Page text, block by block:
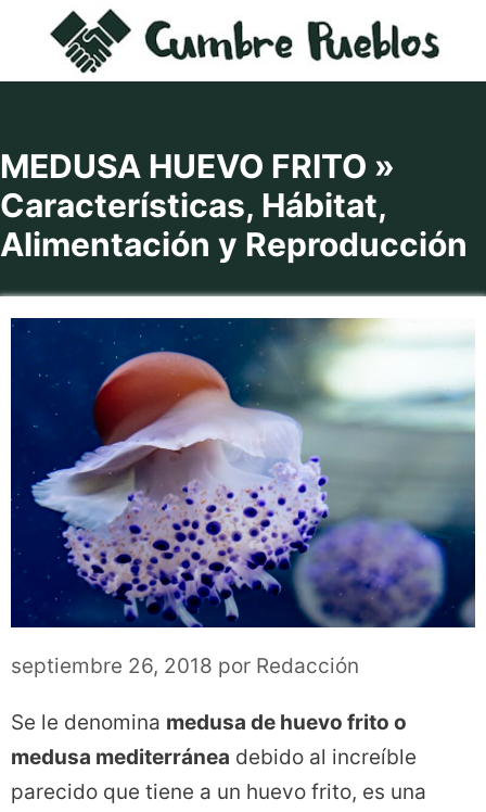
contenido
MEDUSA HUEVO FRITO »
Características, Hábitat,
Alimentación y Reproducción
septiembre 26, 2018 por Redacción
Se le denomina medusa de huevo frito o
medusa mediterránea debido al increíble
parecido que tiene a un huevo frito, es una